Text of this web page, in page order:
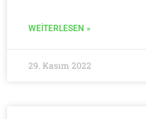
WEITERLESEN »
29. Kasım 2022